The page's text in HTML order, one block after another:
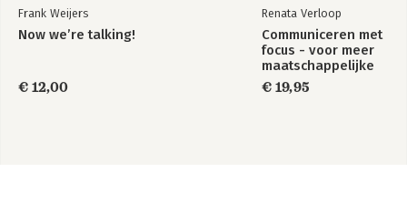
Frank Weijers
Now we’re talking!
€ 12,00
Renata Verloop
Communiceren met
focus - voor meer
maatschappelijke
impact
€ 19,95